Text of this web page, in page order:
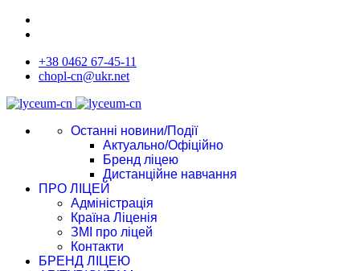
+38 0462 67-45-11
chopl-cn@ukr.net
Останні новини/Події
Актуально/Офіційно
Бренд ліцею
Дистанційне навчання
ПРО ЛІЦЕЙ
Адміністрація
Країна Ліценія
ЗМІ про ліцей
Контакти
БРЕНД ЛІЦЕЮ